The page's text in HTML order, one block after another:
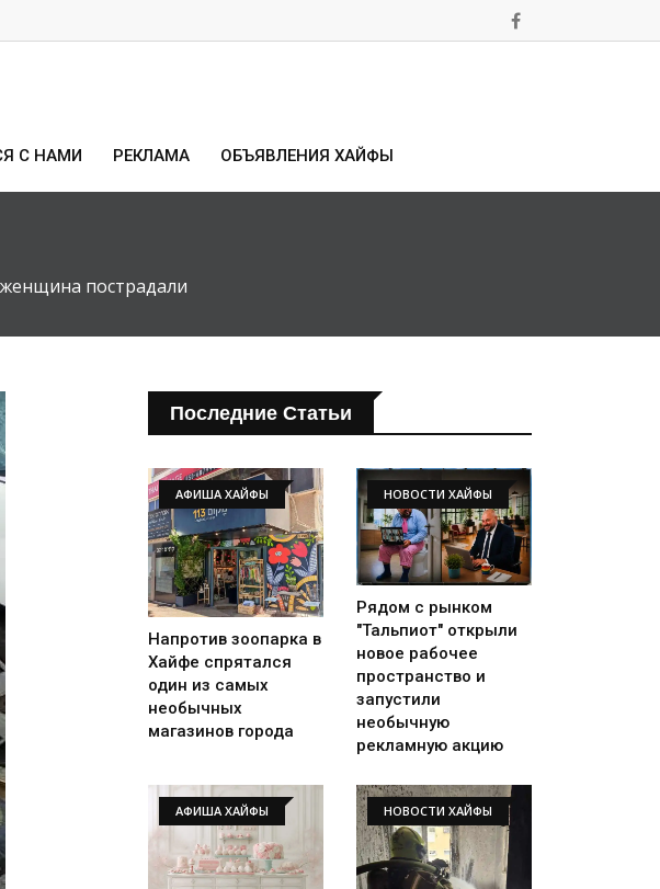
С НАМИ РЕКЛАМА ОБЪЯВЛЕНИЯ ХАЙФЫ
пострадали
Последние Статьи
АФИША ХАЙФЫ
Напротив зоопарка в
Хайфе спрятался
один из самых
необычных
магазинов города
НОВОСТИ ХАЙФЫ
Рядом с рынком
"Тальпиот" открыли
новое рабочее
пространство и
запустили
необычную
рекламную акцию
АФИША ХАЙФЫ НОВОСТИ ХАЙФЫ